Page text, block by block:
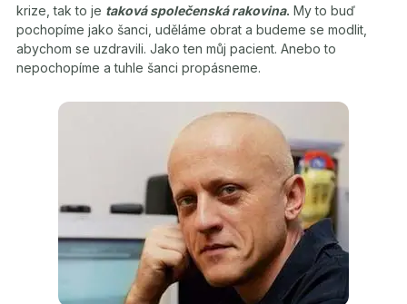
krize, tak to je taková společenská rakovina. My to buď
pochopíme jako šanci, uděláme obrat a budeme se modlit,
abychom se uzdravili. Jako ten můj pacient. Anebo to
nepochopíme a tuhle šanci propásneme.